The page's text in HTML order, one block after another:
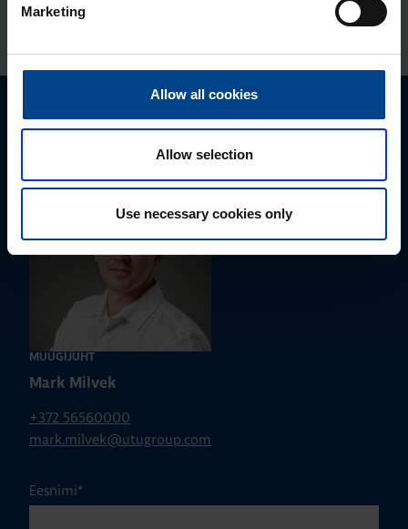
Marketing
Allow all cookies
Allow selection
Use necessary cookies only
Palun võtke meiega ühendust
MÜÜGIJUHT
Mark Milvek
+372 56560000
mark.milvek@utugroup.com
Eesnimi*